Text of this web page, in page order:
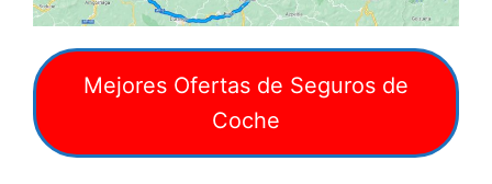
Mejores Ofertas de Seguros de
Coche